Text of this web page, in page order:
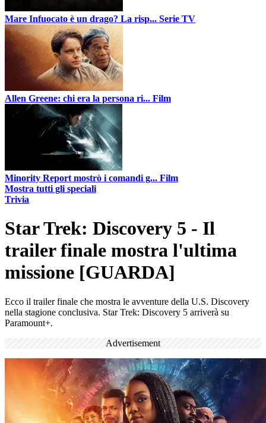
Mare Infuocato è un drago? La risp... Serie TV
Allen Greene: chi era la persona ri... Film
Minority Report mostrò i comandi g... Film
Mostra tutti gli speciali
Trivia
Star Trek: Discovery 5 - Il
trailer finale mostra l'ultima
missione [GUARDA]
Ecco il trailer finale che mostra le avventure della U.S. Discovery
nella stagione conclusiva. Star Trek: Discovery 5 arriverà su
Paramount+.
Advertisement